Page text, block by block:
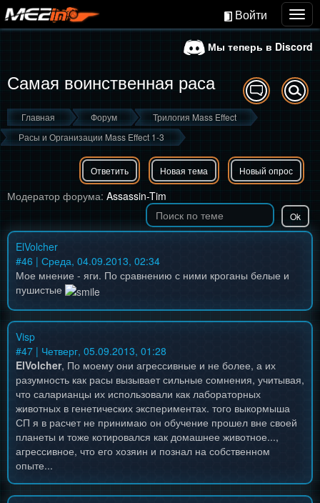
Войти
Мы теперь в Discord
Самая воинственная раса
Главная Форум
Трилогия Mass Effect
Расы и Организации Mass Effect 1-3
Ответить Новая тема Новый опрос
Модератор форума: Assassin-Tim
ElVolcher
#46 | Среда, 04.09.2013, 02:34
Мое мнение - яги. По сравнению с ними кроганы белые и
пушистые
Visp
#47 | Четверг, 05.09.2013, 01:28
ElVolcher, По моему они агрессивные и не более, а их
разумность как расы вызывает сильные сомнения, учитывая,
что саларианцы их использовали как лабораторных
животных в генетических экспериментах. того выкормыша
СП я в расчет не принимаю он обучение прошел вне своей
планеты и тоже котировался как домашнее животное...,
агрессивное, что его хозяин и познал на собственном
опыте...